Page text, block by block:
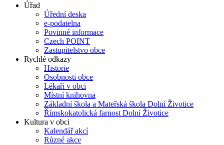
Úřad
Úřední deska
e-podatelna
Povinné informace
Czech POINT
Zastupitelstvo obce
Rychlé odkazy
Historie
Osobnosti obce
Lékaři v obci
Místní knihovna
Základní škola a Mateřská škola Dolní Životice
Římskokatolická farnost Dolní Životice
Kultura v obci
Kalendář akcí
Různé akce